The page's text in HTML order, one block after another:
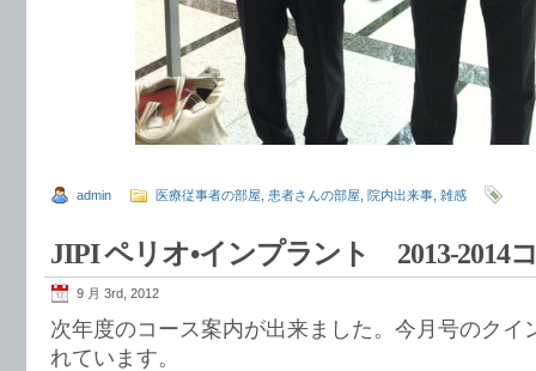
admin 医療従事者の部屋 患者さんの部屋 院内出来事 雑感
JIPI ペリオ•インプラント 2013-2014
9 月 3rd, 2012
次年度のコース案内が出来ました。今月号のクイ
れています。